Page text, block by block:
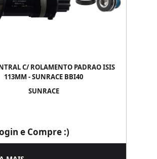
C/ ROLAMENTO PADRAO ISIS
113MM - SUNRACE BBI40
SUNRACE
e Compre :)